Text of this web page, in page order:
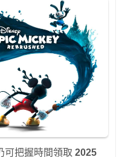
可把握時間領取 2025